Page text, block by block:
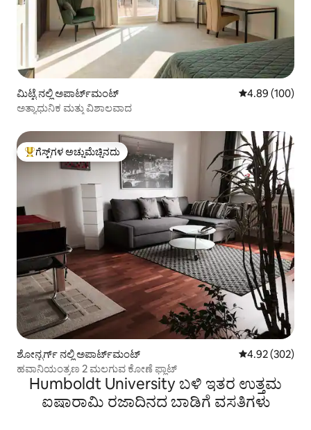
ಮಿಟ್ಟೆ ನಲ್ಲಿ ಅಪಾರ್ಟ್‌ಮಂಟ್ 5 ರಲ್ಲಿ 4.89
4.89 (100)
ಅತ್ಯಾಧುನಿಕ ಮತ್ತು ವಿಶಾಲವಾದ
ಗೆಸ್ಟ್‌ಗಳಿಗೆ ಅತಿ ಹೆಚ್ಚು ಅಚ್ಚುಮೆಚ್ಚಿನದು
ಗೆಸ್ಟ್‌ಗಳ ಅಚ್ಚುಮೆಚ್ಚಿನದು
ಶೋನ್ಬರ್ಗ್ ನಲ್ಲಿ ಅಪಾರ್ಟ್‌ಮಂಟ್ 5 ರಲ್ಲಿ 4.92
4.92 (302)
ಹವಾನಿಯಂತ್ರಣ 2 ಮಲಗುವ ಕೋಣೆ ಫ್ಲಾಟ್
Humboldt University ಬಳಿ ಇತರ ಉತ್ತಮ
ಐಷಾರಾಮಿ ರಜಾದಿನದ ಬಾಡಿಗೆ ವಸತಿಗಳು